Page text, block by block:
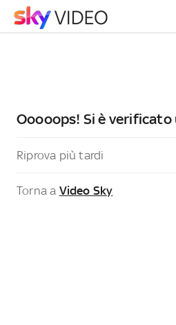
Ooooops! Si è verificato
Riprova più tardi
Torna a Video Sky